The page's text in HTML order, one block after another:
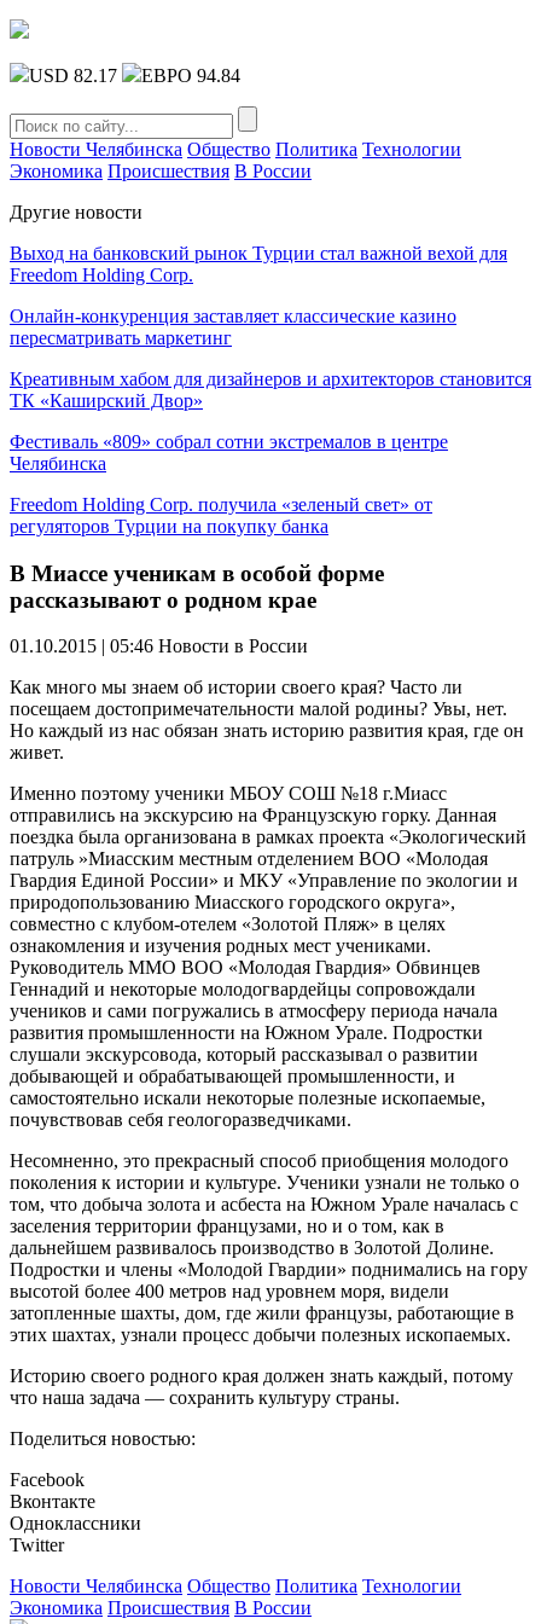
USD 82.17 ЕВРО 94.84
Новости Челябинска Общество Политика Технологии
Экономика Происшествия В России
Другие новости
Выход на банковский рынок Турции стал важной вехой для
Freedom Holding Corp.
Онлайн-конкуренция заставляет классические казино
пересматривать маркетинг
Креативным хабом для дизайнеров и архитекторов становится
ТК «Каширский Двор»
Фестиваль «809» собрал сотни экстремалов в центре
Челябинска
Freedom Holding Corp. получила «зеленый свет» от
регуляторов Турции на покупку банка
В Миассе ученикам в особой форме
рассказывают о родном крае
01.10.2015 | 05:46 Новости в России
Как много мы знаем об истории своего края? Часто ли
посещаем достопримечательности малой родины? Увы, нет.
Но каждый из нас обязан знать историю развития края, где он
живет.
Именно поэтому ученики МБОУ СОШ №18 г.Миасс
отправились на экскурсию на Французскую горку. Данная
поездка была организована в рамках проекта «Экологический
патруль »Миасским местным отделением ВОО «Молодая
Гвардия Единой России» и МКУ «Управление по экологии и
природопользованию Миасского городского округа»,
совместно с клубом-отелем «Золотой Пляж» в целях
ознакомления и изучения родных мест учениками.
Руководитель ММО ВОО «Молодая Гвардия» Обвинцев
Геннадий и некоторые молодогвардейцы сопровождали
учеников и сами погружались в атмосферу периода начала
развития промышленности на Южном Урале. Подростки
слушали экскурсовода, который рассказывал о развитии
добывающей и обрабатывающей промышленности, и
самостоятельно искали некоторые полезные ископаемые,
почувствовав себя геологоразведчиками.
Несомненно, это прекрасный способ приобщения молодого
поколения к истории и культуре. Ученики узнали не только о
том, что добыча золота и асбеста на Южном Урале началась с
заселения территории французами, но и о том, как в
дальнейшем развивалось производство в Золотой Долине.
Подростки и члены «Молодой Гвардии» поднимались на гору
высотой более 400 метров над уровнем моря, видели
затопленные шахты, дом, где жили французы, работающие в
этих шахтах, узнали процесс добычи полезных ископаемых.
Историю своего родного края должен знать каждый, потому
что наша задача — сохранить культуру страны.
Поделиться новостью:
Facebook
Вконтакте
Одноклассники
Twitter
Новости Челябинска Общество Политика Технологии
Экономика Происшествия В России